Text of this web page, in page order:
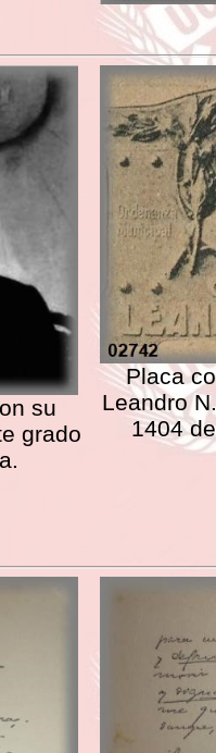
su
grado
Placa
Leandro
1404